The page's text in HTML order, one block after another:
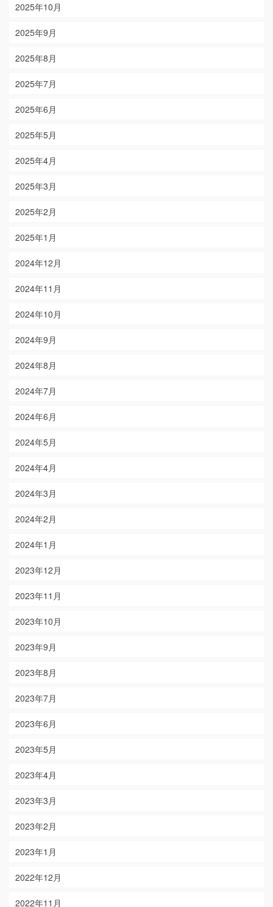
2025年10月
2025年9月
2025年8月
2025年7月
2025年6月
2025年5月
2025年4月
2025年3月
2025年2月
2025年1月
2024年12月
2024年11月
2024年10月
2024年9月
2024年8月
2024年7月
2024年6月
2024年5月
2024年4月
2024年3月
2024年2月
2024年1月
2023年12月
2023年11月
2023年10月
2023年9月
2023年8月
2023年7月
2023年6月
2023年5月
2023年4月
2023年3月
2023年2月
2023年1月
2022年12月
2022年11月